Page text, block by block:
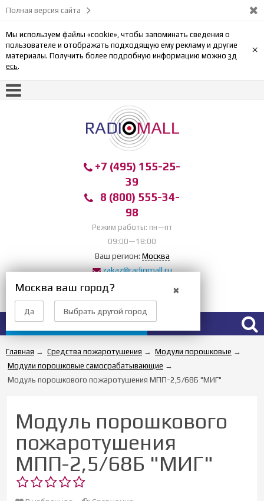
Полная версия сайта
Мы используем файлы «cookie», чтобы запоминать сведения о
пользователе и отображать подходящую ему рекламу и другие
материалы. Получить более подробную информацию можно зд
есь.
×
+7 (495) 155-25-
39
8 (800) 555-34-
98
Режим работы: пн—пт
09:00—18:00
Ваш регион: Москва
✖
Москва ваш город?
Да Выбрать другой город
zakaz@radiomall.ru
Прием заказов 24 часа
Вход Регистрация
Каталог товаров
Главная → Средства пожаротушения → Модули порошковые →
Модули порошковые самосрабатывающие →
Модуль порошкового пожаротушения МПП-2,5/68Б "МИГ"
Модуль порошкового
пожаротушения
МПП-2,5/68Б "МИГ"